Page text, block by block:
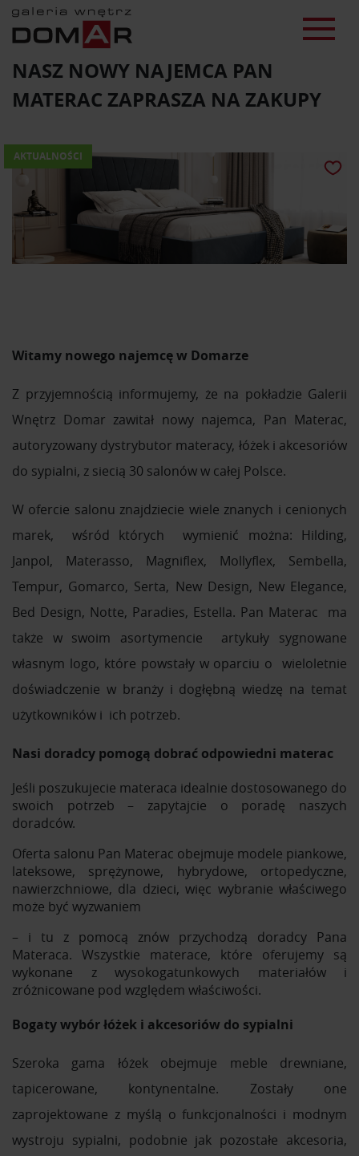
NASZ NOWY NAJEMCA PAN
MATERAC ZAPRASZA NA ZAKUPY
AKTUALNOŚCI
Witamy nowego najemcę w Domarze
Z przyjemnością informujemy, że na pokładzie Galerii
Wnętrz Domar zawitał nowy najemca, Pan Materac,
autoryzowany dystrybutor materacy, łóżek i akcesoriów
do sypialni, z siecią 30 salonów w całej Polsce.
W ofercie salonu znajdziecie wiele znanych i cenionych
marek, wśród których wymienić można: Hilding,
Janpol, Materasso, Magniflex, Mollyflex, Sembella,
Tempur, Gomarco, Serta, New Design, New Elegance,
Bed Design, Notte, Paradies, Estella. Pan Materac ma
także w swoim asortymencie artykuły sygnowane
własnym logo, które powstały w oparciu o wieloletnie
doświadczenie w branży i dogłębną wiedzę na temat
użytkowników i ich potrzeb.
Nasi doradcy pomogą dobrać odpowiedni materac
Jeśli poszukujecie materaca idealnie dostosowanego do
swoich potrzeb – zapytajcie o poradę naszych
doradców.
Oferta salonu Pan Materac obejmuje modele piankowe,
lateksowe, sprężynowe, hybrydowe, ortopedyczne,
nawierzchniowe, dla dzieci, więc wybranie właściwego
może być wyzwaniem
– i tu z pomocą znów przychodzą doradcy Pana
Materaca. Wszystkie materace, które oferujemy są
wykonane z wysokogatunkowych materiałów i
zróżnicowane pod względem właściwości.
Bogaty wybór łóżek i akcesoriów do sypialni
Szeroka gama łóżek obejmuje meble drewniane,
tapicerowane, kontynentalne. Zostały one
zaprojektowane z myślą o funkcjonalności i modnym
wystroju sypialni, podobnie jak pozostałe akcesoria,